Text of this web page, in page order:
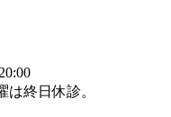
は終日休診。